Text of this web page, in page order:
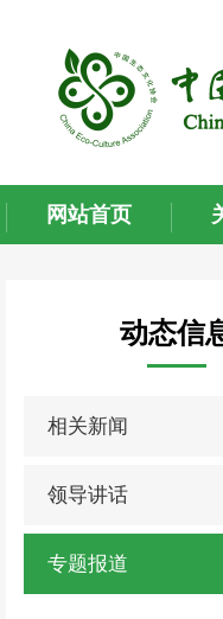
网站首页
动态信
相关新闻
领导讲话
专题报道